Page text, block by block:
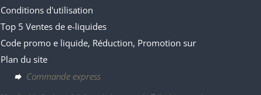
Conditions d'utilisation
Top 5 Ventes de e-liquides
Code promo e liquide, Réduction, Promotion sur
Plan du site
Commande express